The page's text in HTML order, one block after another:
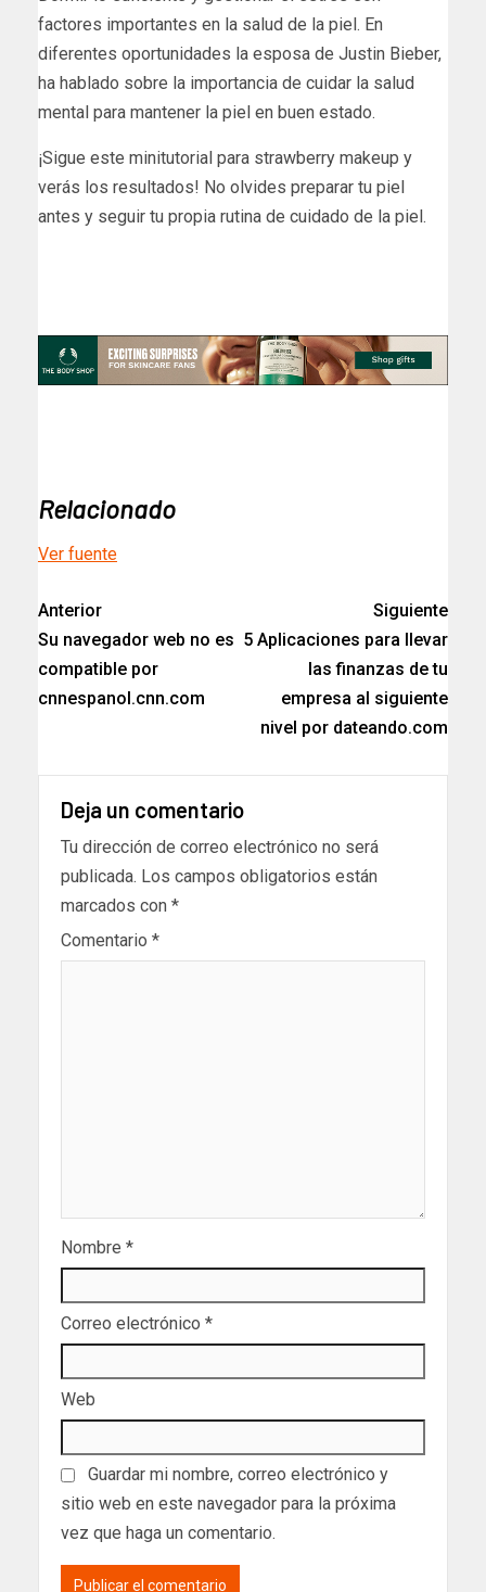
factores importantes en la salud de la piel. En
diferentes oportunidades la esposa de Justin Bieber,
ha hablado sobre la importancia de cuidar la salud
mental para mantener la piel en buen estado.
¡Sigue este minitutorial para strawberry makeup y
verás los resultados! No olvides preparar tu piel
antes y seguir tu propia rutina de cuidado de la piel.
Relacionado
Ver fuente
Anterior
Su navegador web no es
compatible por
cnnespanol.cnn.com
Siguiente
5 Aplicaciones para llevar
las finanzas de tu
empresa al siguiente
nivel por dateando.com
Deja un comentario
Tu dirección de correo electrónico no será
publicada. Los campos obligatorios están
marcados con *
Comentario *
Nombre *
Correo electrónico *
Web
Guardar mi nombre, correo electrónico y
sitio web en este navegador para la próxima
vez que haga un comentario.